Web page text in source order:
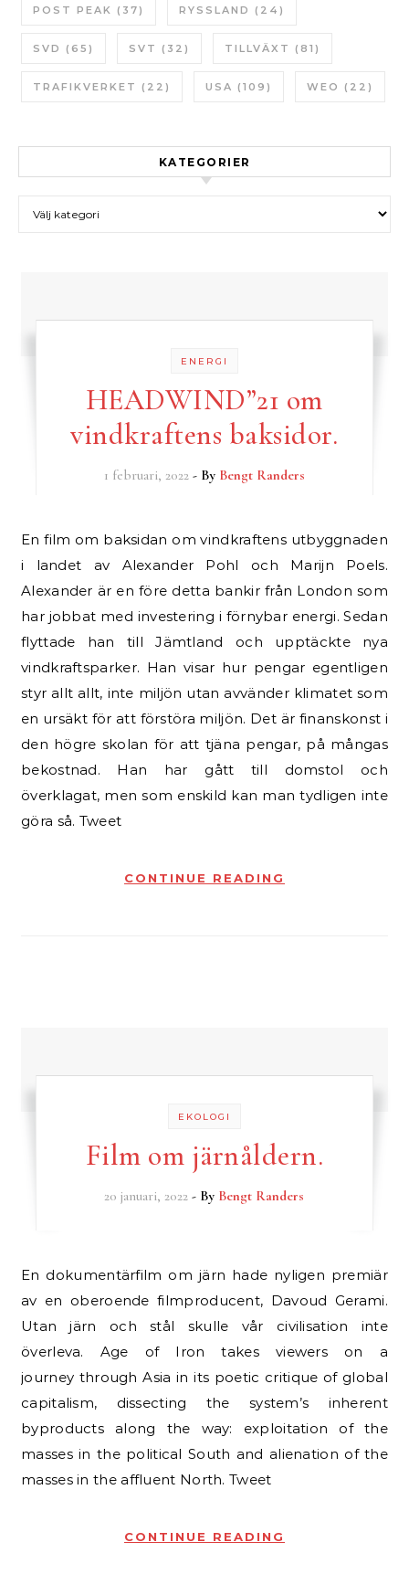
POST PEAK (37) RYSSLAND (24)
SVD (65) SVT (32) TILLVÄXT (81)
TRAFIKVERKET (22) USA (109) WEO (22)
KATEGORIER
ENERGI
HEADWIND”21 om
vindkraftens baksidor.
1 februari, 2022 - By Bengt Randers
En film om baksidan om vindkraftens utbyggnaden
i landet av Alexander Pohl och Marijn Poels.
Alexander är en före detta bankir från London som
har jobbat med investering i förnybar energi. Sedan
flyttade han till Jämtland och upptäckte nya
vindkraftsparker. Han visar hur pengar egentligen
styr allt allt, inte miljön utan avvänder klimatet som
en ursäkt för att förstöra miljön. Det är finanskonst i
den högre skolan för att tjäna pengar, på mångas
bekostnad. Han har gått till domstol och
överklagat, men som enskild kan man tydligen inte
göra så. Tweet
CONTINUE READING
EKOLOGI
Film om järnåldern.
20 januari, 2022 - By Bengt Randers
En dokumentärfilm om järn hade nyligen premiär
av en oberoende filmproducent, Davoud Gerami.
Utan järn och stål skulle vår civilisation inte
överleva. Age of Iron takes viewers on a
journey through Asia in its poetic critique of global
capitalism, dissecting the system’s inherent
byproducts along the way: exploitation of the
masses in the political South and alienation of the
masses in the affluent North. Tweet
CONTINUE READING